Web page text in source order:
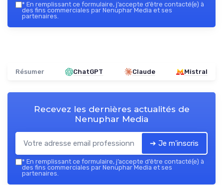
* En remplissant ce formulaire, j’accepte d’être contacté(e) à
des fins commerciales par Nenuphar Media et ses
partenaires.
Résumer ChatGPT Claude Mistral
Recevez les dernières actualités de
Nenuphar Media
➔ Je m'inscris
* En remplissant ce formulaire, j’accepte d’être contacté(e) à
des fins commerciales par Nenuphar Media et ses
partenaires.